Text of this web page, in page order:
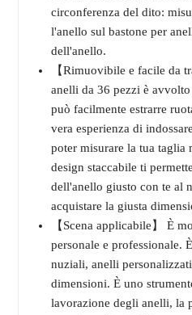
circonferenza del dito:
l'anello sul bastone per
dell'anello.
【Rimuovibile e facile da
anelli da 36 pezzi è
può facilmente estrarre
vera esperienza di
poter misurare la tua taglia
design staccabile ti
dell'anello giusto con te al
acquistare la giusta
【Scena applicabile】 È
personale e professionale.
nuziali, anelli
dimensioni. È uno
lavorazione degli anelli, la